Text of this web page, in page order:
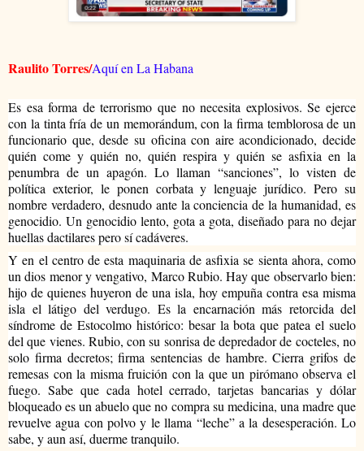
Raulito Torres/Aquí en La Habana
Es esa forma de terrorismo que no necesita explosivos. Se ejerce
con la tinta fría de un memorándum, con la firma temblorosa de un
funcionario que, desde su oficina con aire acondicionado, decide
quién come y quién no, quién respira y quién se asfixia en la
penumbra de un apagón. Lo llaman “sanciones”, lo visten de
política exterior, le ponen corbata y lenguaje jurídico. Pero su
nombre verdadero, desnudo ante la conciencia de la humanidad, es
genocidio. Un genocidio lento, gota a gota, diseñado para no dejar
huellas dactilares pero sí cadáveres.
Y en el centro de esta maquinaria de asfixia se sienta ahora, como
un dios menor y vengativo, Marco Rubio. Hay que observarlo bien:
hijo de quienes huyeron de una isla, hoy empuña contra esa misma
isla el látigo del verdugo. Es la encarnación más retorcida del
síndrome de Estocolmo histórico: besar la bota que patea el suelo
del que vienes. Rubio, con su sonrisa de depredador de cocteles, no
solo firma decretos; firma sentencias de hambre. Cierra grifos de
remesas con la misma fruición con la que un pirómano observa el
fuego. Sabe que cada hotel cerrado, tarjetas bancarias y dólar
bloqueado es un abuelo que no compra su medicina, una madre que
revuelve agua con polvo y le llama “leche” a la desesperación. Lo
sabe, y aun así, duerme tranquilo.